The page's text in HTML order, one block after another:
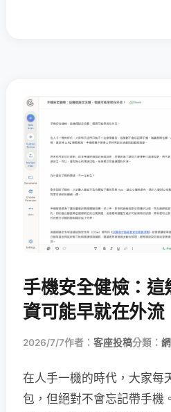
手機安全健檢：這
資可能早就在外流
2026/7/7作者： 客座投稿分類：
在人手一機的時代，大家每
包，但絕對不會忘記帶手機